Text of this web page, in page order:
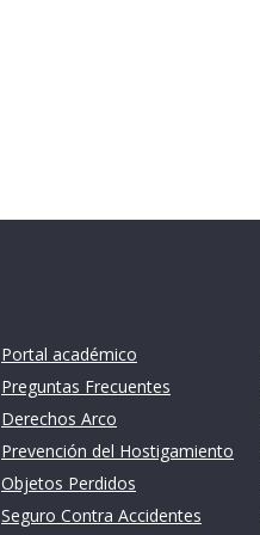
Portal académico
Preguntas Frecuentes
Derechos Arco
Prevención del Hostigamiento
Objetos Perdidos
Seguro Contra Accidentes